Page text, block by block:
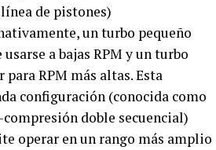
de pistones)
un turbo pequeño
usarse a bajas RPM y un turbo
para RPM más altas. Esta
configuración (conocida como
doble secuencial)
operar en un rango más amplio